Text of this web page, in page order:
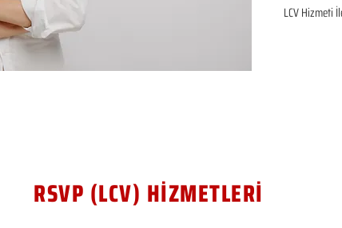
LCV Hizmeti
RSVP (LCV) HİZMETLERİ